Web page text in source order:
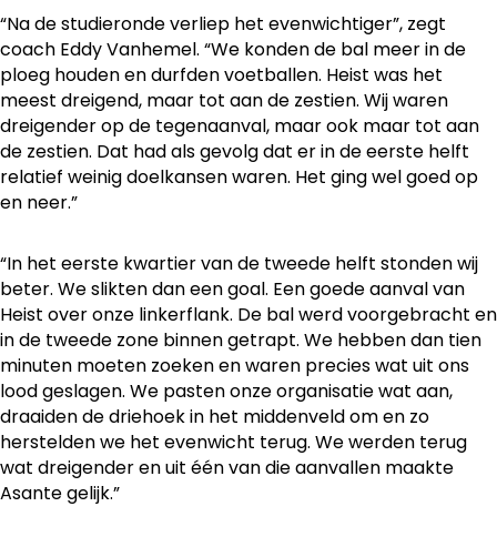
“Na de studieronde verliep het evenwichtiger”, zegt
coach Eddy Vanhemel. “We konden de bal meer in de
ploeg houden en durfden voetballen. Heist was het
meest dreigend, maar tot aan de zestien. Wij waren
dreigender op de tegenaanval, maar ook maar tot aan
de zestien. Dat had als gevolg dat er in de eerste helft
relatief weinig doelkansen waren. Het ging wel goed op
en neer.”
“In het eerste kwartier van de tweede helft stonden wij
beter. We slikten dan een goal. Een goede aanval van
Heist over onze linkerflank. De bal werd voorgebracht en
in de tweede zone binnen getrapt. We hebben dan tien
minuten moeten zoeken en waren precies wat uit ons
lood geslagen. We pasten onze organisatie wat aan,
draaiden de driehoek in het middenveld om en zo
herstelden we het evenwicht terug. We werden terug
wat dreigender en uit één van die aanvallen maakte
Asante gelijk.”